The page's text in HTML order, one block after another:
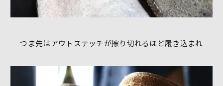
つま先はアウトステッチが擦り切れるほど履き込まれ